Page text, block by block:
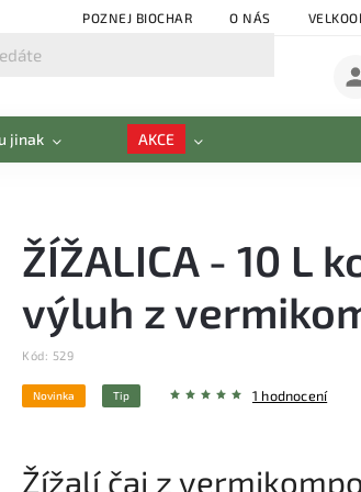
POZNEJ BIOCHAR O NÁS
jinak AKCE
ŽÍŽALICA - 10 L
výluh z
Kód: 529
Novinka Tip 1 hodnocení
Žížalí čaj z